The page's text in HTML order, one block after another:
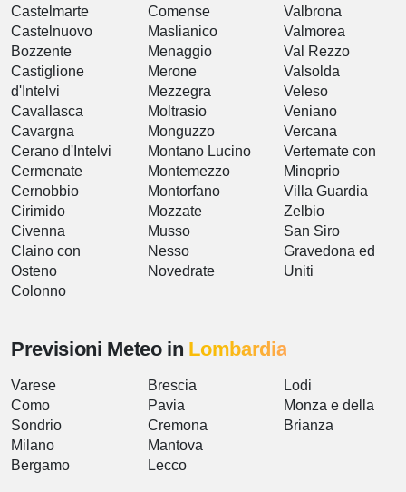
Castelmarte
Castelnuovo
Bozzente
Castiglione
d'Intelvi
Cavallasca
Cavargna
Cerano d'Intelvi
Cermenate
Cernobbio
Cirimido
Civenna
Claino con
Osteno
Colonno
Comense
Maslianico
Menaggio
Merone
Mezzegra
Moltrasio
Monguzzo
Montano Lucino
Montemezzo
Montorfano
Mozzate
Musso
Nesso
Novedrate
Valbrona
Valmorea
Val Rezzo
Valsolda
Veleso
Veniano
Vercana
Vertemate con
Minoprio
Villa Guardia
Zelbio
San Siro
Gravedona ed
Uniti
Previsioni Meteo in Lombardia
Varese
Como
Sondrio
Milano
Bergamo
Brescia
Pavia
Cremona
Mantova
Lecco
Lodi
Monza e della
Brianza